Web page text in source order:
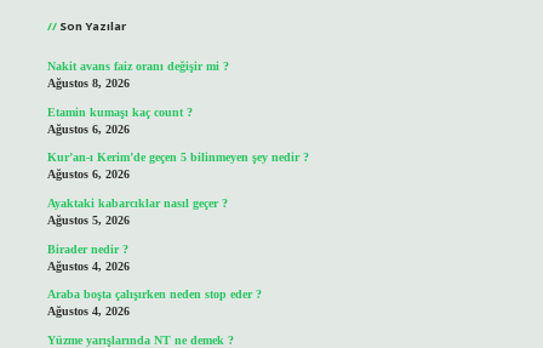
Son Yazılar
Nakit avans faiz oranı değişir mi ?
Ağustos 8, 2026
Etamin kumaşı kaç count ?
Ağustos 6, 2026
Kur’an-ı Kerim’de geçen 5 bilinmeyen şey nedir ?
Ağustos 6, 2026
Ayaktaki kabarcıklar nasıl geçer ?
Ağustos 5, 2026
Birader nedir ?
Ağustos 4, 2026
Araba boşta çalışırken neden stop eder ?
Ağustos 4, 2026
Yüzme yarışlarında NT ne demek ?